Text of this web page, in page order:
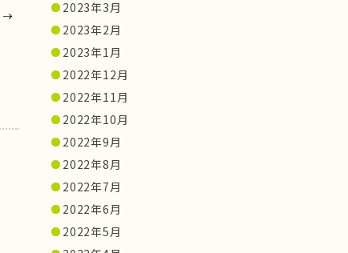
2023年3月
2023年2月
2023年1月
2022年12月
2022年11月
2022年10月
2022年9月
2022年8月
2022年7月
2022年6月
2022年5月